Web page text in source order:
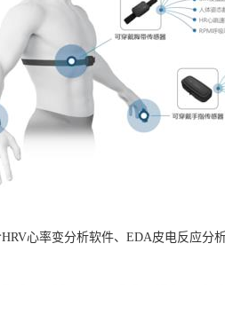
心率变分析软件、EDA皮电反应分